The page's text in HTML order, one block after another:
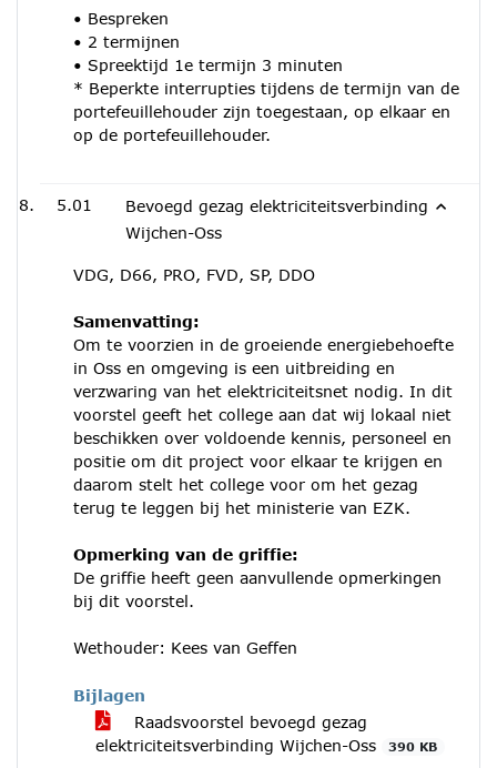
• Bespreken
• 2 termijnen
• Spreektijd 1e termijn 3 minuten
* Beperkte interrupties tijdens de termijn van de
portefeuillehouder zijn toegestaan, op elkaar en
op de portefeuillehouder.
5.01
Bevoegd gezag elektriciteitsverbinding
Wijchen-Oss
VDG, D66, PRO, FVD, SP, DDO
Samenvatting:
Om te voorzien in de groeiende energiebehoefte
in Oss en omgeving is een uitbreiding en
verzwaring van het elektriciteitsnet nodig. In dit
voorstel geeft het college aan dat wij lokaal niet
beschikken over voldoende kennis, personeel en
positie om dit project voor elkaar te krijgen en
daarom stelt het college voor om het gezag
terug te leggen bij het ministerie van EZK.
Opmerking van de griffie:
De griffie heeft geen aanvullende opmerkingen
bij dit voorstel.
Wethouder: Kees van Geffen
Bijlagen
Raadsvoorstel bevoegd gezag
elektriciteitsverbinding Wijchen-Oss
390 KB